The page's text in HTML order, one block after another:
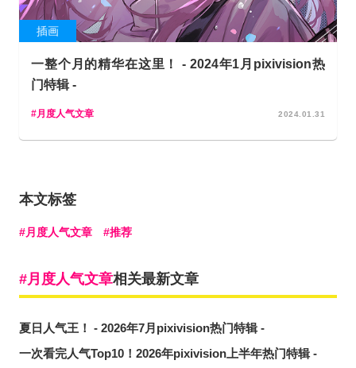
插画
一整个月的精华在这里！ - 2024年1月pixivision热
门特辑 -
月度人气文章 2024.01.31
本文标签
月度人气文章 推荐
月度人气文章相关最新文章
夏日人气王！ - 2026年7月pixivision热门特辑 -
一次看完人气Top10！2026年pixivision上半年热门特辑 -